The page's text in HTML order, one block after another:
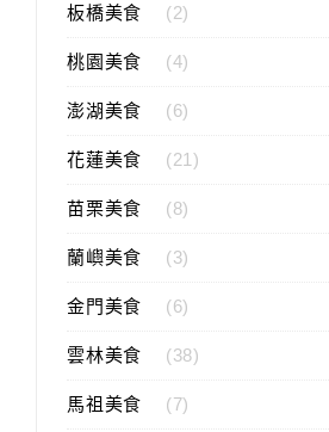
板橋美食 (2)
桃園美食 (4)
澎湖美食 (6)
花蓮美食 (21)
苗栗美食 (8)
蘭嶼美食 (3)
金門美食 (6)
雲林美食 (38)
馬祖美食 (7)